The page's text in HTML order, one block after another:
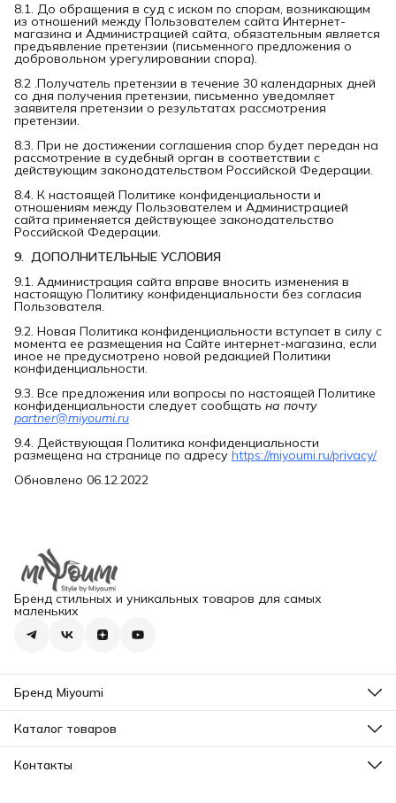
8.1. До обращения в суд с иском по спорам, возникающим
из отношений между Пользователем сайта Интернет-
магазина и Администрацией сайта, обязательным является
предъявление претензии (письменного предложения о
добровольном урегулировании спора).
8.2 .Получатель претензии в течение 30 календарных дней
со дня получения претензии, письменно уведомляет
заявителя претензии о результатах рассмотрения
претензии.
8.3. При не достижении соглашения спор будет передан на
рассмотрение в судебный орган в соответствии с
действующим законодательством Российской Федерации.
8.4. К настоящей Политике конфиденциальности и
отношениям между Пользователем и Администрацией
сайта применяется действующее законодательство
Российской Федерации.
9.  ДОПОЛНИТЕЛЬНЫЕ УСЛОВИЯ
9.1. Администрация сайта вправе вносить изменения в
настоящую Политику конфиденциальности без согласия
Пользователя.
9.2. Новая Политика конфиденциальности вступает в силу с
момента ее размещения на Сайте интернет-магазина, если
иное не предусмотрено новой редакцией Политики
конфиденциальности.
9.3. Все предложения или вопросы по настоящей Политике
конфиденциальности следует сообщать на почту
partner@miyoumi.ru
9.4. Действующая Политика конфиденциальности
размещена на странице по адресу https://miyoumi.ru/privacy/
Обновлено 06.12.2022
Бренд стильных и уникальных товаров для самых
маленьких
Бренд Miyoumi
О нас
Контакты
Каталог товаров
Все товары
Контакты